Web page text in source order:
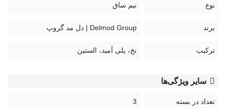
نوع نیم ساق
برند Delmod Group | دل مد گروپ
ترکیب نخ، پلی آمید، الستین
سایر ویژگی‌ها
تعداد در بسته 3